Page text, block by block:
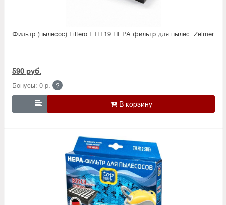
Фильтр (пылесос) Filtero FTH 19 HEPA фильтр для пылес. Zelmer
590 руб.
Бонусы: 0 р. ?
